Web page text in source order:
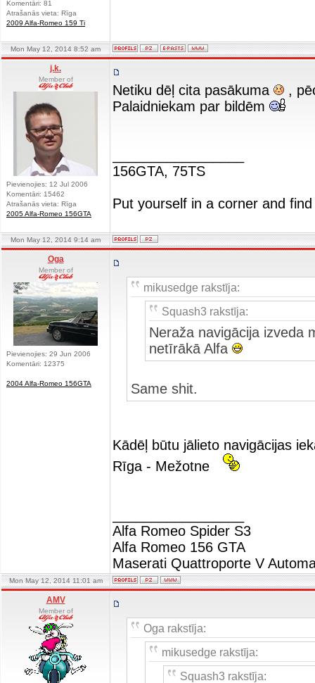
Komentāri: 81
Atrašanās vieta: Rīga
2009 Alfa-Romeo 159 Ti
Mon May 12, 2014 8:52 am
j.k.
Member of
Pievienojies: 12 Jul 2006
Komentāri: 15462
Atrašanās vieta: Rīga
2005 Alfa-Romeo 156GTA
Netiku dēļ cita pasākuma
,
Palaidniekam par bildēm
156GTA, 75TS
Put yourself in a corner and
Mon May 12, 2014 9:14 am
Oga
Member of
Pievienojies: 29 Jun 2006
Komentāri: 12375
2004 Alfa-Romeo 156GTA
mikusedge rakstīja:
Squash3 rakstīja:
Neraža navigācija izveda
netīrākā Alfa
Same shit.
Kādēļ būtu jālieto navigācijas
Rīga - Mežotne
Alfa Romeo Spider S3
Alfa Romeo 156 GTA
Maserati Quattroporte V
Mon May 12, 2014 11:01 am
AMV
Member of
Oga rakstīja:
mikusedge rakstīja:
Squash3 rakstīja: